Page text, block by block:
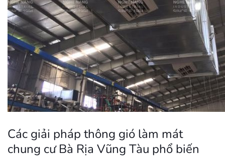
Các giải pháp thông gió làm mát
chung cư Bà Rịa Vũng Tàu phổ biến